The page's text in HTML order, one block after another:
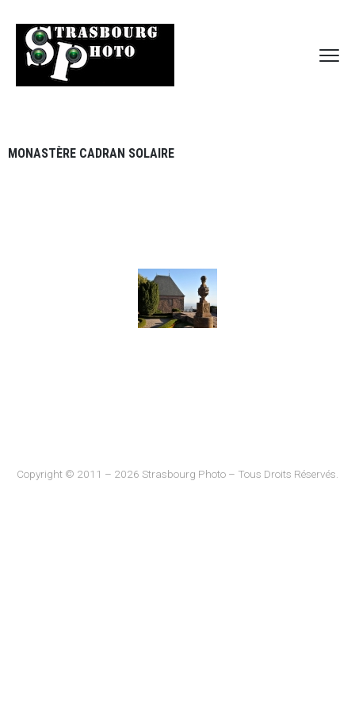
MONASTÈRE CADRAN SOLAIRE
Copyright © 2011 – 2026 Strasbourg Photo – Tous Droits Réservés.